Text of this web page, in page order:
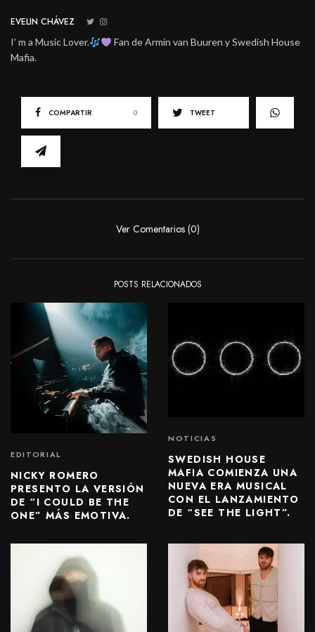
EVELIN CHÁVEZ
I’ m a Music Lover.
Fan de Armin van Buuren y Swedish House
Mafia.
COMPARTIR 0 TWEET
Ver Comentarios (0)
POSTS RELACIONADOS
EDITORIAL
NICKY ROMERO
PRESENTO LA VERSIÓN
DE “I COULD BE THE
ONE” MÁS EMOTIVA.
NOTICIAS
SWEDISH HOUSE
MAFIA COMIENZA UNA
NUEVA ERA MUSICAL
CON EL LANZAMIENTO
DE “SEE THE LIGHT”.